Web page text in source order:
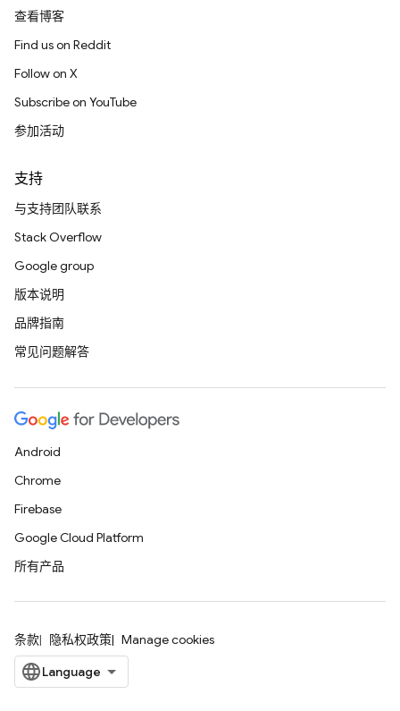
查看博客
Find us on Reddit
Follow on X
Subscribe on YouTube
参加活动
支持
与支持团队联系
Stack Overflow
Google group
版本说明
品牌指南
常见问题解答
Android
Chrome
Firebase
Google Cloud Platform
所有产品
条款 隐私权政策 Manage cookies